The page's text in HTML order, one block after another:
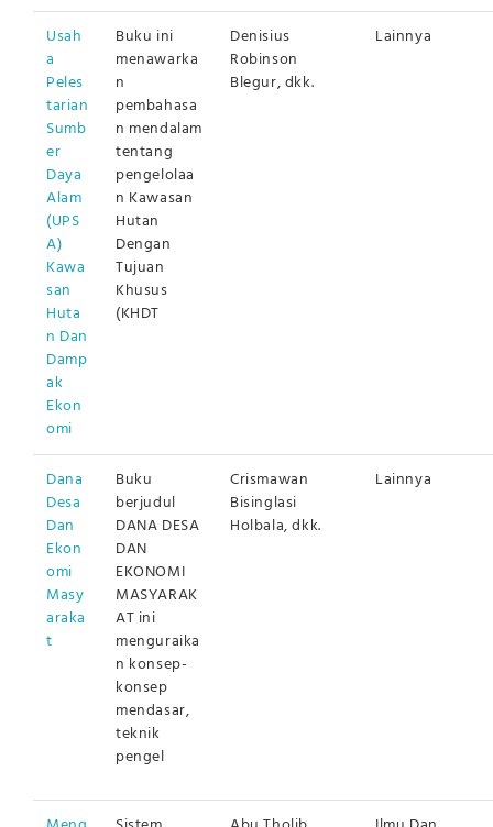
Usah
a
Peles
tarian
Sumb
er
Daya
Alam
(UPS
A)
Kawa
san
Huta
n Dan
Damp
ak
Ekon
omi
Buku ini
menawarka
n
pembahasa
n mendalam
tentang
pengelolaa
n Kawasan
Hutan
Dengan
Tujuan
Khusus
(KHDT
Denisius
Robinson
Blegur, dkk.
Lainnya
Dana
Desa
Dan
Ekon
omi
Masy
araka
t
Buku
berjudul
DANA DESA
DAN
EKONOMI
MASYARAK
AT ini
menguraika
n konsep-
konsep
mendasar,
teknik
pengel
Crismawan
Bisinglasi
Holbala, dkk.
Lainnya